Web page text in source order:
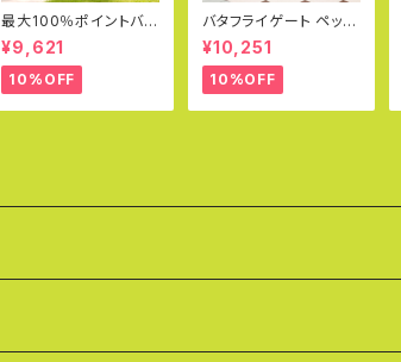
最大100％ポイントバッ
ク│ 室外機カバー アル
ミ 遮熱 3色 エアコン室
外機カバー 900×380
×730mm シンプルモ
デル おしゃれ 日よけ 雨
¥9,621
10%OFF
バタフライゲート ペット
ゲート フェンス 幅150c
m×150cm 高70cm ア
ルミフェンス ラティス ゲ
ート 犬 ドッグラン 目隠
し ペットフェンス サーク
¥10,251
10%OFF